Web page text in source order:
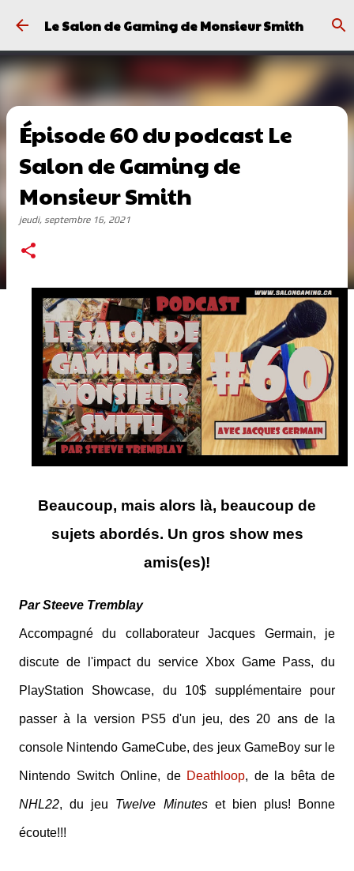
Passer au contenu principal
Le Salon de Gaming de Monsieur Smith
Épisode 60 du podcast Le
Salon de Gaming de
Monsieur Smith
jeudi, septembre 16, 2021
Beaucoup, mais alors là, beaucoup de
sujets abordés. Un gros show mes
amis(es)!
Par Steeve Tremblay
Accompagné du collaborateur Jacques Germain, je
discute de l'impact du service Xbox Game Pass, du
PlayStation Showcase, du 10$ supplémentaire pour
passer à la version PS5 d'un jeu, des 20 ans de la
console Nintendo GameCube, des jeux GameBoy sur le
Nintendo Switch Online, de Deathloop, de la bêta de
NHL22, du jeu Twelve Minuteset bien plus! Bonne
écoute!!!